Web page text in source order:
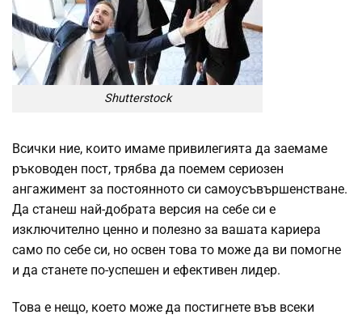
Shutterstock
Всички ние, които имаме привилегията да заемаме
ръководен пост, трябва да поемем сериозен
ангажимент за постоянното си самоусъвършенстване.
Да станеш най-добрата версия на себе си е
изключително ценно и полезно за вашата кариера
само по себе си, но освен това то може да ви помогне
и да станете по-успешен и ефективен лидер.
Това е нещо, което може да постигнете във всеки